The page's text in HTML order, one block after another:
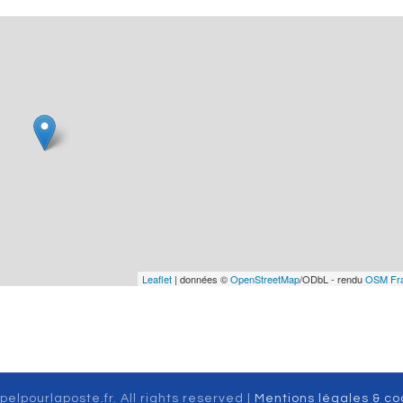
Leaflet | données ©OpenStreetMap/ODbL - renduOSM
All rights reserved | Mentions légales &